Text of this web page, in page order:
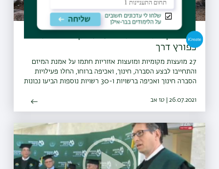
מיזם "קחו אתכם את הזבל" יקודם בעולם
כפורץ דרך
27 מועצות מקומיות ומועצות אזוריות חתמו על אמנת המיזם
והתחייבו לבצע הסברה, חינוך, ואכיפה ברוחו, החלו פעילויות
הסברה חינוך ואכיפה ברשויות ו-30 רשויות נוספות הביעו נכונות
26.07.2021 | טז אב